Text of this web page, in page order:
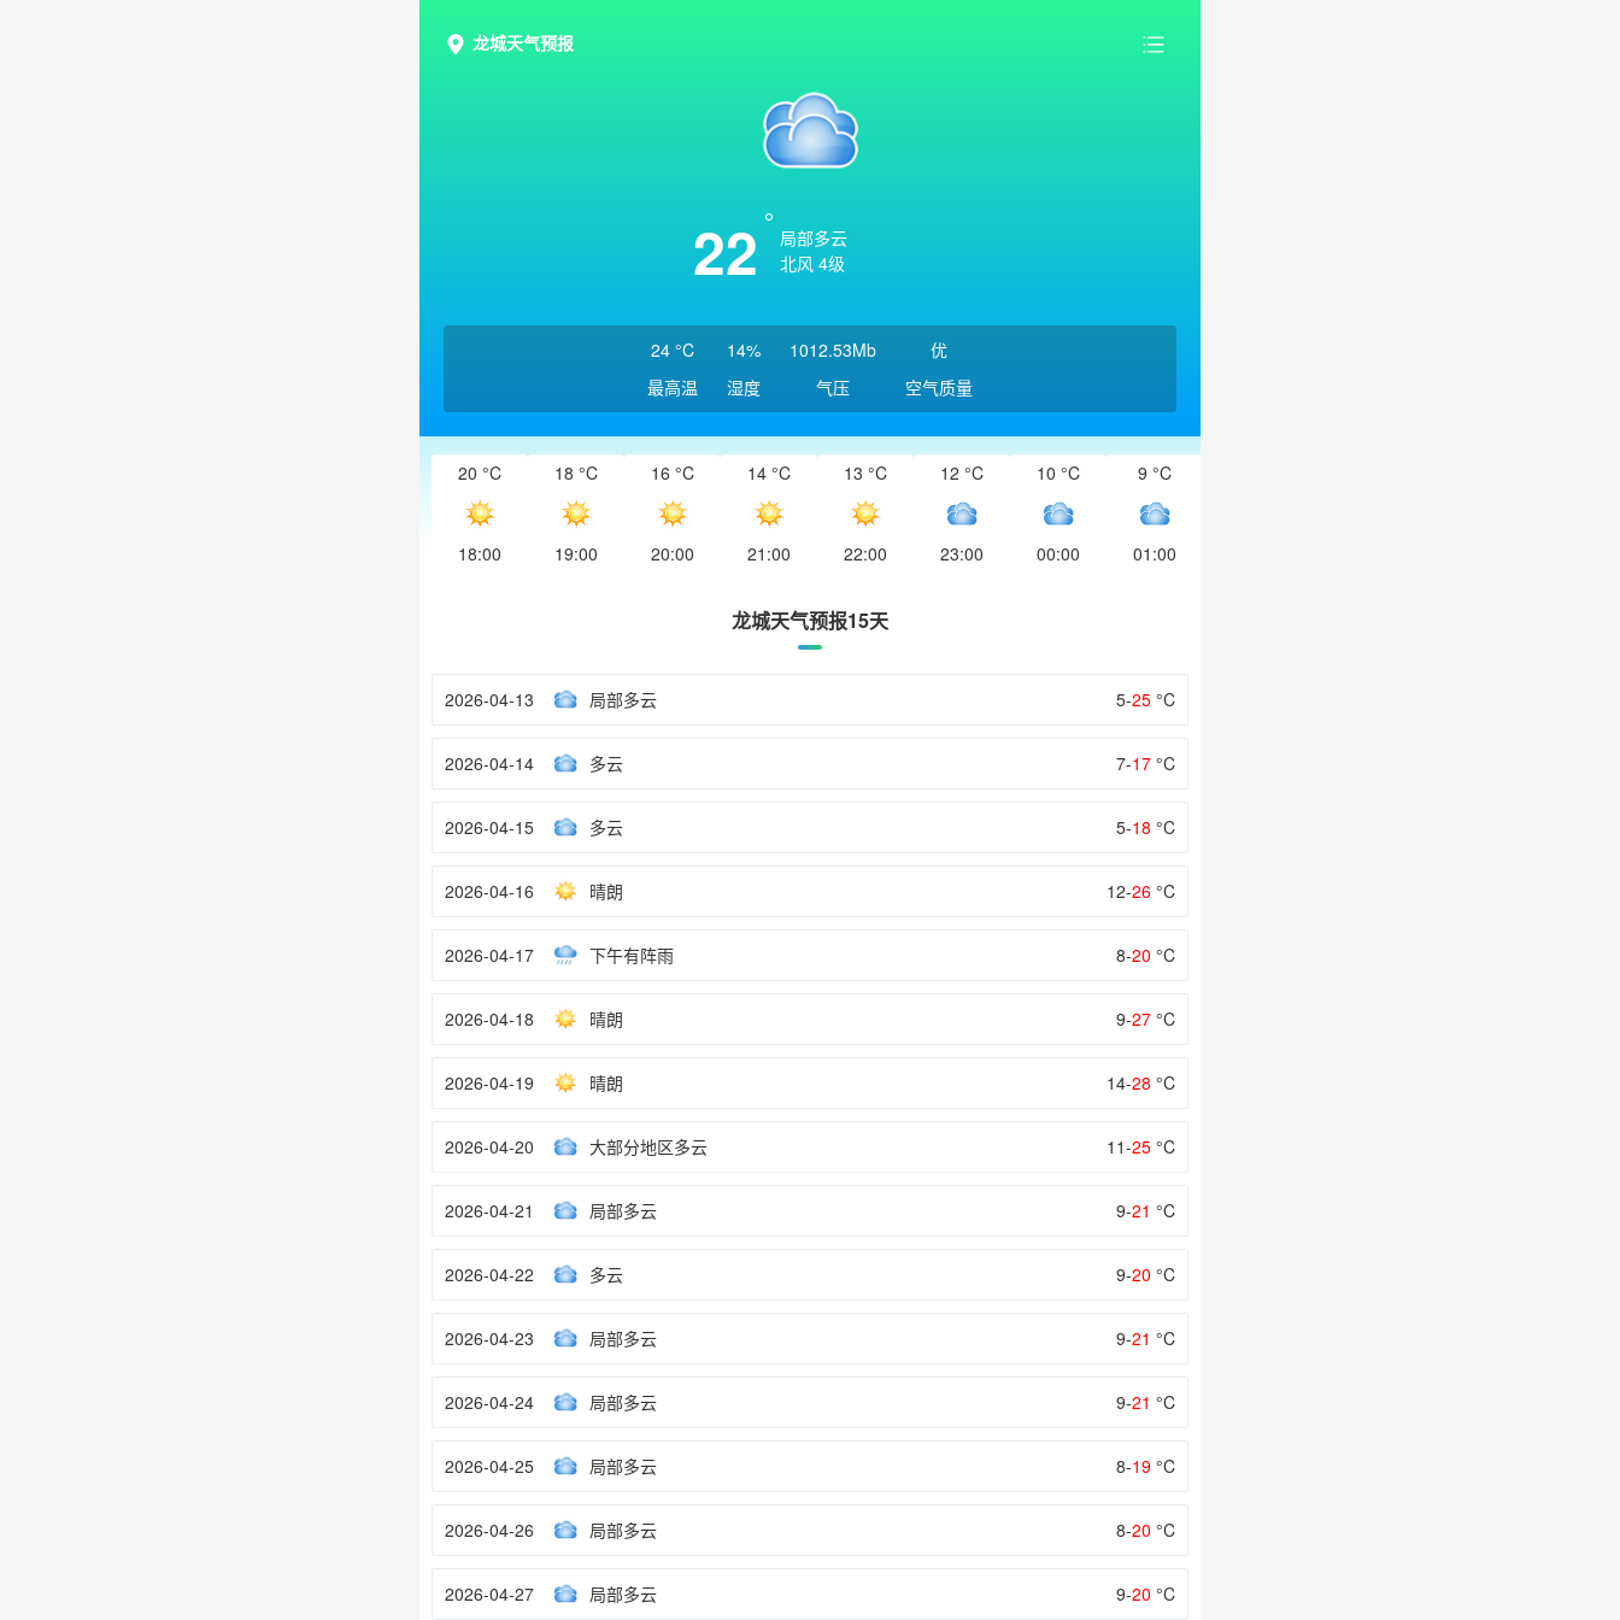
龙城天气预报
22
局部多云
北风 4级
24 °C
最高温
14%
湿度
1012.53Mb
气压
优
空气质量
20 °C
18:00
18 °C
19:00
16 °C
20:00
14 °C
21:00
13 °C
22:00
12 °C
23:00
10 °C
00:00
9 °C
01:00
龙城天气预报15天
2026-04-13 局部多云 5-25 °C
2026-04-14 多云 7-17 °C
2026-04-15 多云 5-18 °C
2026-04-16 晴朗 12-26 °C
2026-04-17 下午有阵雨 8-20 °C
2026-04-18 晴朗 9-27 °C
2026-04-19 晴朗 14-28 °C
2026-04-20 大部分地区多云 11-25 °C
2026-04-21 局部多云 9-21 °C
2026-04-22 多云 9-20 °C
2026-04-23 局部多云 9-21 °C
2026-04-24 局部多云 9-21 °C
2026-04-25 局部多云 8-19 °C
2026-04-26 局部多云 8-20 °C
2026-04-27 局部多云 9-20 °C